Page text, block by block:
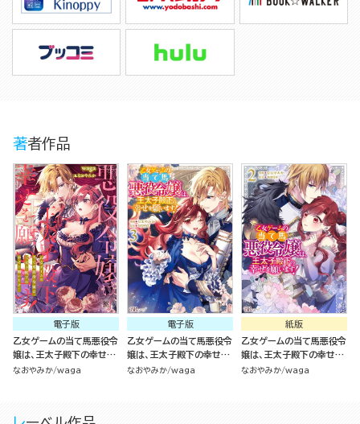
著者作品
電子版
乙女ゲームの当て馬悪役令
嬢は、王太子殿下の幸せを
願います！
なおやみか waga
電子版
乙女ゲームの当て馬悪役令
嬢は、王太子殿下の幸せを
願います！ コミック版
なおやみか waga
紙版
乙女ゲームの当て馬悪役令
嬢は、王太子殿下の幸せを
願います！（2）
なおやみか waga